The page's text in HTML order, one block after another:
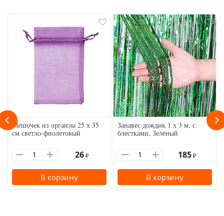
Мешочек из органзы 25 х 35
см светло-фиолетовый
26 ₽
В корзину
Занавес дождик 1 х 3 м, с
блестками, Зелёный
185 ₽
В корзину